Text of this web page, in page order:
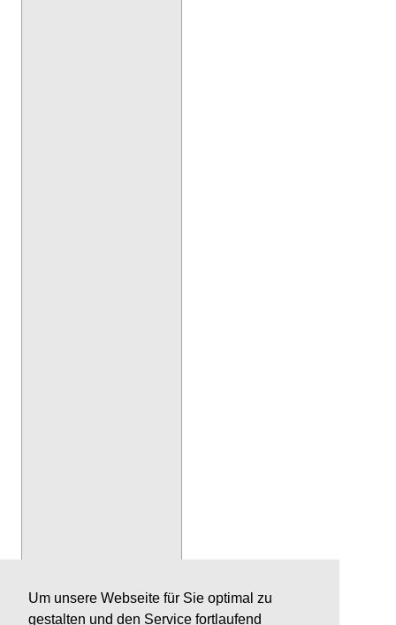
Um unsere Webseite für Sie optimal zu
gestalten und den Service fortlaufend